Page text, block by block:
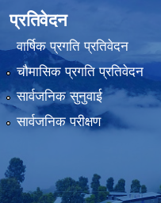
प्रतिवेदन
वार्षिक प्रगति प्रतिवेदन
चौमासिक प्रगति प्रतिवेदन
सार्वजनिक सुनुवाई
सार्वजनिक परीक्षण